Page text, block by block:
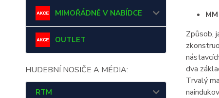
MIMOŘÁDNĚ V NABÍDCE
OUTLET
HUDEBNÍ NOSIČE A MÉDIA:
RTM
Způsob,
dva
Trvalý